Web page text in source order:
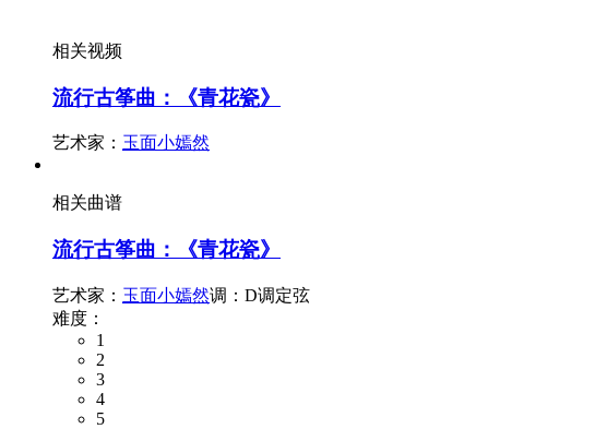
相关视频
流行古筝曲：《青花瓷》
艺术家： 玉面小嫣然
相关曲谱
流行古筝曲：《青花瓷》
艺术家： 玉面小嫣然调：D调定弦
难度：
1
2
3
4
5